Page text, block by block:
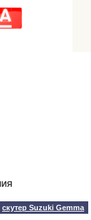
скутер Suzuki Gemma